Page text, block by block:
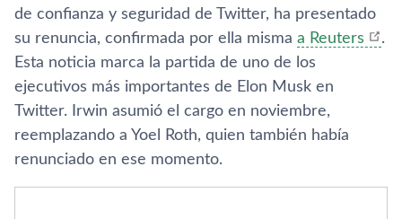
de confianza y seguridad de Twitter, ha presentado
su renuncia, confirmada por ella misma a Reuters
.
Esta noticia marca la partida de uno de los
ejecutivos más importantes de Elon Musk en
Twitter. Irwin asumió el cargo en noviembre,
reemplazando a Yoel Roth, quien también había
renunciado en ese momento.